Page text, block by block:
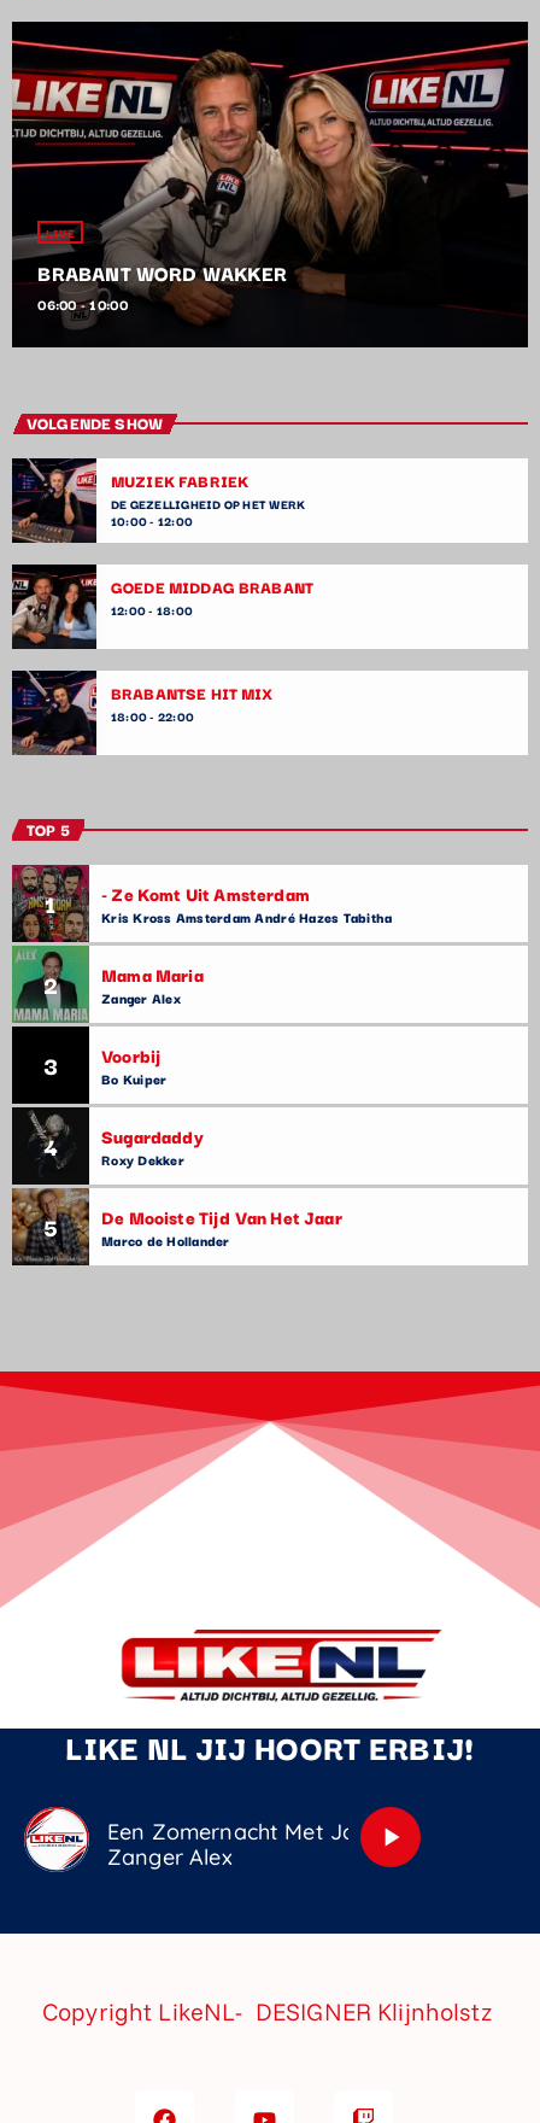
LIVE
BRABANT WORD WAKKER
06:00 - 10:00
VOLGENDE SHOW
MUZIEK FABRIEK
DE GEZELLIGHEID OP HET WERK
10:00 - 12:00
GOEDE MIDDAG BRABANT
12:00 - 18:00
BRABANTSE HIT MIX
18:00 - 22:00
TOP 5
1 - Ze Komt Uit Amsterdam
Kris Kross Amsterdam André Hazes Tabitha
2 Mama Maria
Zanger Alex
3 Voorbij
Bo Kuiper
4 Sugardaddy
Roxy Dekker
5 De Mooiste Tijd Van Het Jaar
Marco de Hollander
LIKE NL JIJ HOORT ERBIJ!
Een Zomernacht Met Jou
Zanger Alex
play_arrow
Copyright LikeNL- DESIGNER Klijnholstz